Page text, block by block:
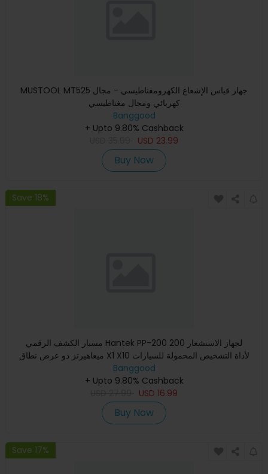
MUSTOOL MT525 جهاز قياس الإشعاع الكهرومغناطيسي - مجال
كهربائي ومجال مغناطيسي
Banggood
+ Upto 9.80% Cashback
USD 23.99
Buy Now
Save 18%
مسبار الكشف الرقمي Hantek PP-200 لجهاز الاستشعار 200
ميغاهيرتز ذو عرض نطاق X1 X10 لأداة التشخيص المحمولة للسيارات
جهاز ا
Banggood
+ Upto 9.80% Cashback
USD 16.99
Buy Now
Save 17%